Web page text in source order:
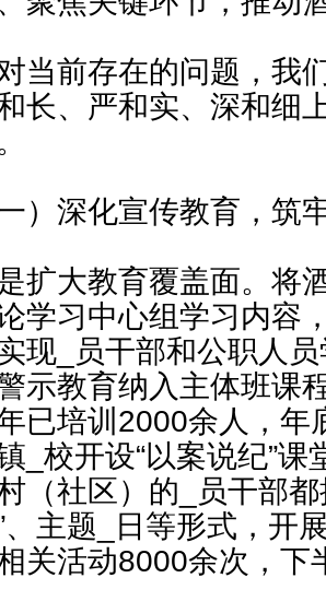
当前存在的问题，我
长、严和实、深和细
一）深化宣传教育，筑
扩大教育覆盖面。将
学习中心组学习内容
现_员干部和公职人
示教育纳入主体班课
已培训2000余人，年
_校开设“以案说纪”
（社区）的_员干部
、主题_日等形式，开
关活动8000余次，下